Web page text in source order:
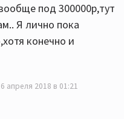
под 300000р,тут
Я лично пока
конечно и
апреля 2018 в 01:21